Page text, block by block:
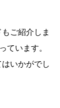
ご紹介しま
ています。
いかがでし